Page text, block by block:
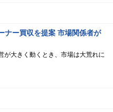
ナー買収を提案 市場関係者が
が大きく動くとき、市場は大荒れに